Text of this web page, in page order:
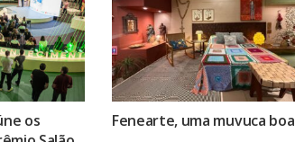
os
Fenearte, uma muvuca boa